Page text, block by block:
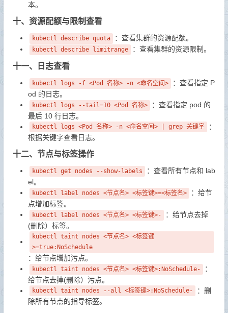
本。
十、资源配额与限制查看
kubectl describe quota ：查看集群的资源配额。
kubectl describe limitrange ：查看集群的资源限制。
十一、日志查看
kubectl logs -f <Pod 名称> -n <命名空间>
：查看指定 P
od 的日志。
kubectl logs --tail=10 <Pod 名称>
：查看指定 pod 的
最后 10 行日志。
kubectl logs <Pod 名称> -n <命名空间> | grep 关键字
：
根据关键字查看日志。
十二、节点与标签操作
kubectl get nodes --show-labels
：查看所有节点和 lab
el。
kubectl label nodes <节点名> <标签键>=<标签名>
：给节
点增加标签。
kubectl label nodes <节点名> <标签键>-
：给节点去掉
(删除）标签。
kubectl taint nodes <节点名> <标签键
>=true:NoSchedule
：给节点增加污点。
kubectl taint nodes <节点名> <标签键>:NoSchedule-
：
给节点去掉(删除）污点。
kubectl taint nodes --all <标签键>:NoSchedule-
：删
除所有节点的指导标签。